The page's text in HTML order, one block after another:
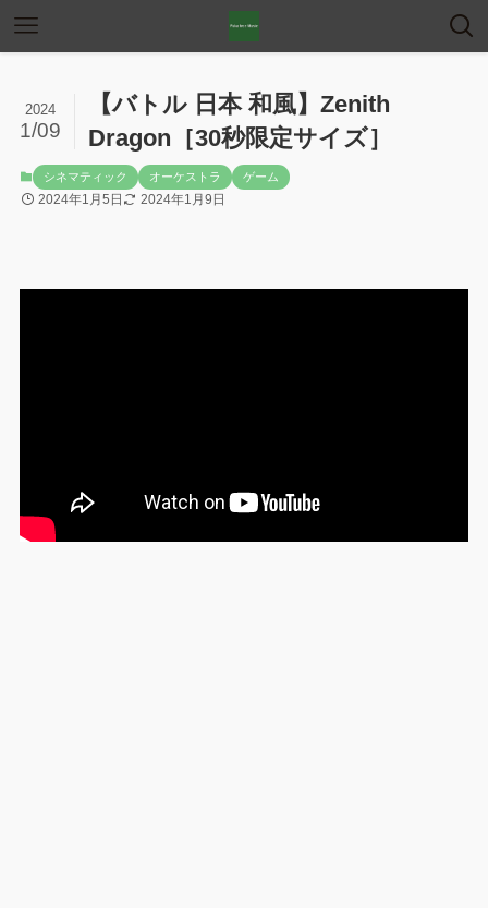
【バトル 日本 和風】Zenith
Dragon［30秒限定サイズ］
2024
1/09
シネマティック オーケストラ ゲーム
2024年1月5日 2024年1月9日